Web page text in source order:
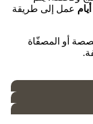
عمل إلى طريقة
أو المصفّاة